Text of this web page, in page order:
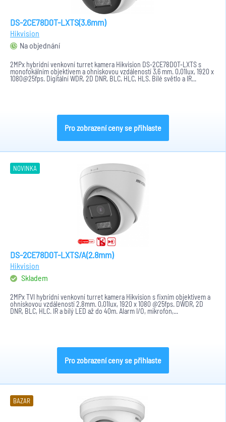
DS-2CE78D0T-LXTS(3.6mm)
Hikvision
Na objednání
2MPx hybridní venkovní turret kamera Hikvision DS-2CE78D0T-LXTS s
monofokálním objektivem a ohniskovou vzdáleností 3,6 mm. 0,01lux, 1920 x
1080@25fps. Digitální WDR, 2D DNR, BLC, HLC, HLS. Bílé světlo a IR...
Pro zobrazení ceny se přihlaste
NOVINKA
DS-2CE78D0T-LXTS/A(2.8mm)
Hikvision
Skladem
2MPx TVI hybridní venkovní turret kamera Hikvision s fixním objektivem a
ohniskovou vzdáleností 2.8mm. 0,01lux, 1920 x 1080 @25fps. DWDR, 2D
DNR, BLC, HLC. IR a bílý LED až do 40m. Alarm I/O, mikrofon,...
Pro zobrazení ceny se přihlaste
BAZAR